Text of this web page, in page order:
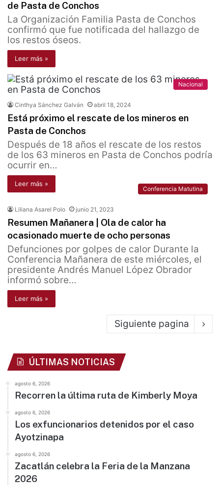
de Pasta de Conchos
La Organización Familia Pasta de Conchos
confirmó que fue notificada del hallazgo de
los restos óseos.
Leer más »
Nacional
Cinthya Sánchez Galván abril 18, 2024
Está próximo el rescate de los mineros en
Pasta de Conchos
Después de 18 años el rescate de los restos
de los 63 mineros en Pasta de Conchos podría
ocurrir en…
Leer más »
Conferencia Matutina
Liliana Asarel Polo junio 21, 2023
Resumen Mañanera | Ola de calor ha
ocasionado muerte de ocho personas
Defunciones por golpes de calor Durante la
Conferencia Mañanera de este miércoles, el
presidente Andrés Manuel López Obrador
informó sobre…
Leer más »
Siguiente pagina
ÚLTIMAS NOTICIAS
agosto 6, 2026
Recorren la última ruta de Kimberly Moya
agosto 6, 2026
Los exfuncionarios detenidos por el caso
Ayotzinapa
agosto 6, 2026
Zacatlán celebra la Feria de la Manzana
2026